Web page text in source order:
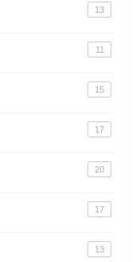
13
11
15
17
20
17
13